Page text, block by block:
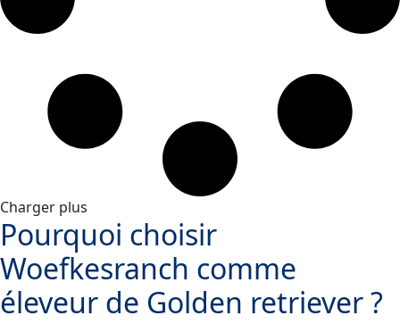
Charger plus
Pourquoi choisir
Woefkesranch comme
éleveur de Golden retriever ?